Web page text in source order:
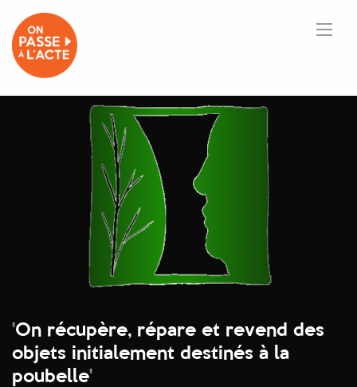
'On récupère, répare et revend des
objets initialement destinés à la
poubelle'